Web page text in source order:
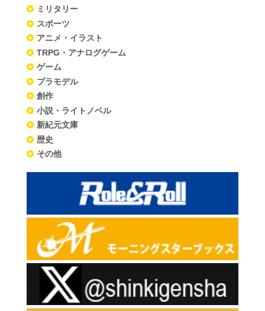
ミリタリー
スポーツ
アニメ・イラスト
TRPG・アナログゲーム
ゲーム
プラモデル
創作
小説・ライトノベル
新紀元文庫
歴史
その他